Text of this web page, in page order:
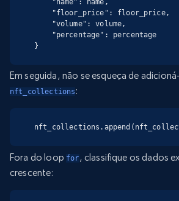
}
Em seguida, não se esqueça de
nft_collections :
Fora do loop for, classifique os dados
crescente: